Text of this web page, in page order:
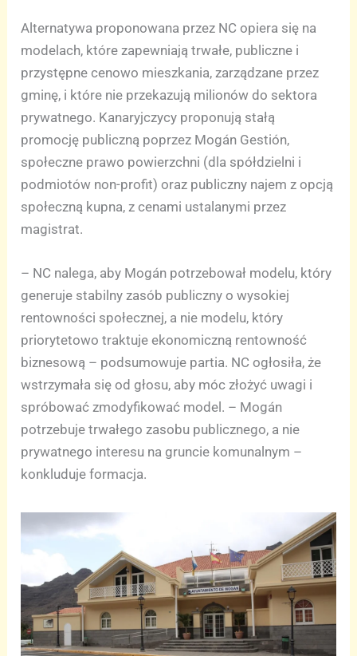
Alternatywa proponowana przez NC opiera się na
modelach, które zapewniają trwałe, publiczne i
przystępne cenowo mieszkania, zarządzane przez
gminę, i które nie przekazują milionów do sektora
prywatnego. Kanaryjczycy proponują stałą
promocję publiczną poprzez Mogán Gestión,
społeczne prawo powierzchni (dla spółdzielni i
podmiotów non-profit) oraz publiczny najem z opcją
społeczną kupna, z cenami ustalanymi przez
magistrat.
– NC nalega, aby Mogán potrzebował modelu, który
generuje stabilny zasób publiczny o wysokiej
rentowności społecznej, a nie modelu, który
priorytetowo traktuje ekonomiczną rentowność
biznesową – podsumowuje partia. NC ogłosiła, że
wstrzymała się od głosu, aby móc złożyć uwagi i
spróbować zmodyfikować model. – Mogán
potrzebuje trwałego zasobu publicznego, a nie
prywatnego interesu na gruncie komunalnym –
konkluduje formacja.